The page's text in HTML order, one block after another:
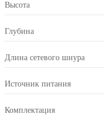
Высота
Глубина
Длина сетевого шнура
Источник питания
Комплектация